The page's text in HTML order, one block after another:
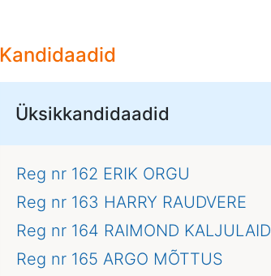
Kandidaadid
Üksikkandidaadid
Reg nr 162 ERIK ORGU
Reg nr 163 HARRY RAUDVERE
Reg nr 164 RAIMOND KALJULAID
Reg nr 165 ARGO MÕTTUS